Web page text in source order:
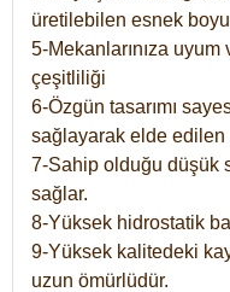
üretilebilen esnek
5-Mekanlarınıza
çeşitliliği
6-Özgün tasarımı
sağlayarak elde edilen
7-Sahip olduğu düşük
sağlar.
8-Yüksek hidrostatik
9-Yüksek kalitedeki
uzun ömürlüdür.